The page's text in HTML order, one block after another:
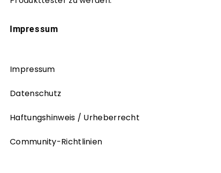
Impressum
Impressum
Datenschutz
Haftungshinweis / Urheberrecht
Community-Richtlinien